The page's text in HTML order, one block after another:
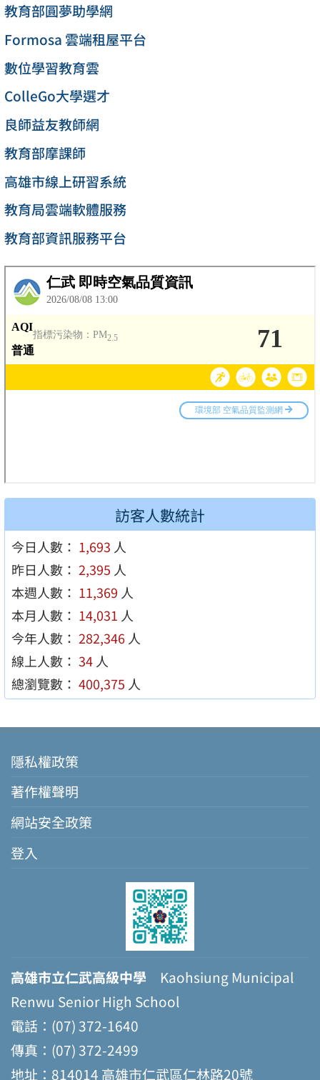
教育部圓夢助學網
Formosa 雲端租屋平台
數位學習教育雲
ColleGo大學選才
良師益友教師網
教育部摩課師
高雄市線上研習系統
教育局雲端軟體服務
教育部資訊服務平台
訪客人數統計
今日人數： 1,693 人
昨日人數： 2,395 人
本週人數： 11,369 人
本月人數： 14,031 人
今年人數： 282,346 人
線上人數： 34 人
總瀏覽數： 400,375 人
隱私權政策
著作權聲明
網站安全政策
登入
高雄市立仁武高級中學 Kaohsiung Municipal
Renwu Senior High School
電話：(07) 372-1640
傳真：(07) 372-2499
地址：814014 高雄市仁武區仁林路20號